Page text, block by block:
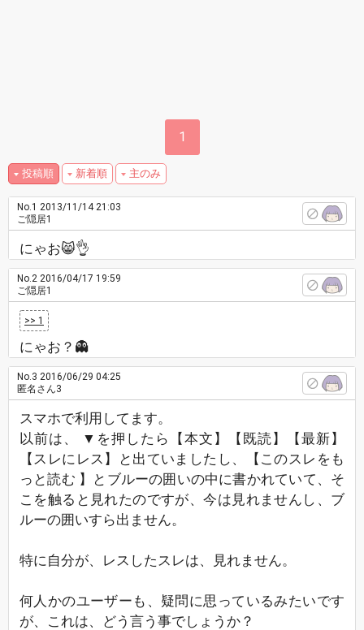
1
投稿順 新着順 主のみ
No.1 2013/11/14 21:03
ご隠居1
にゃお😸👌
No.2 2016/04/17 19:59
ご隠居1
>> 1
にゃお？👻
No.3 2016/06/29 04:25
匿名さん3
スマホで利用してます。
以前は、 ▼を押したら【本文】【既読】【最新】
【スレにレス】と出ていましたし、【このスレをも
っと読む 】とブルーの囲いの中に書かれていて、そ
こを触ると見れたのですが、今は見れませんし、ブ
ルーの囲いすら出ません。
特に自分が、レスしたスレは、見れません。
何人かのユーザーも、疑問に思っているみたいです
が、これは、どう言う事でしょうか？